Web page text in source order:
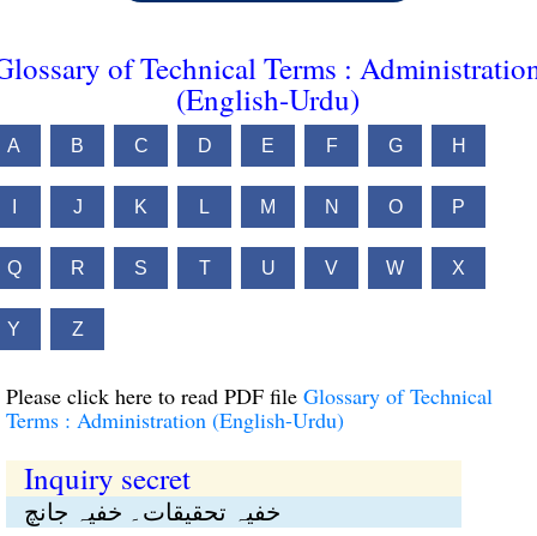
of Technical Terms :
(English-Urdu)
A B C D E F G H
J K L M N O P
Q R S T U V W X
Y Z
Please click here to read PDF file Glossary of Technical
Terms : Administration (English-Urdu)
Inquiry secret
خفیہ تحقیقات۔ خفیہ جانچ